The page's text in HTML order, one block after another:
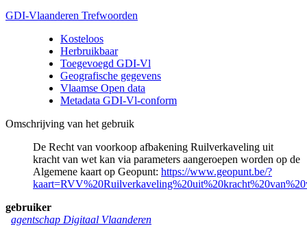
GDI-Vlaanderen Trefwoorden
Kosteloos
Herbruikbaar
Toegevoegd GDI-Vl
Geografische gegevens
Vlaamse Open data
Metadata GDI-Vl-conform
Omschrijving van het gebruik
De Recht van voorkoop afbakening Ruilverkaveling uit
kracht van wet kan via parameters aangeroepen worden op de
Algemene kaart op Geopunt: https://www.geopunt.be/?
gebruiker
agentschap Digitaal Vlaanderen